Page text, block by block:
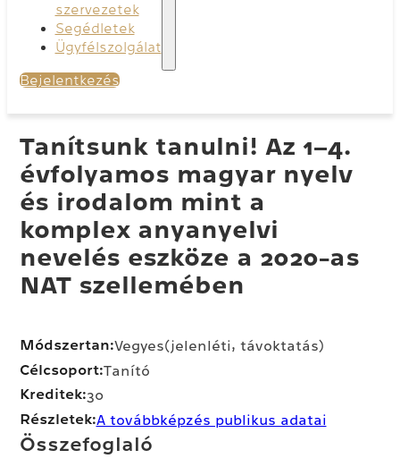
szervezetek
Segédletek
Ügyfélszolgálat
Bejelentkezés
Tanítsunk tanulni! Az 1–4.
évfolyamos magyar nyelv
és irodalom mint a
komplex anyanyelvi
nevelés eszköze a 2020-as
NAT szellemében
Módszertan:Vegyes(jelenléti, távoktatás)
Célcsoport:Tanító
Kreditek:30
Részletek:A továbbképzés publikus adatai
Összefoglaló